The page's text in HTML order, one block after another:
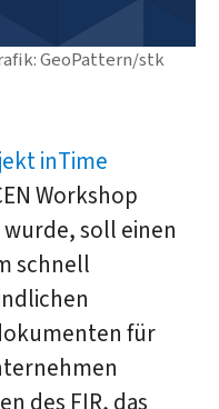
GeoPattern/stk
inTime
Workshop
wurde, soll einen
schnell
für